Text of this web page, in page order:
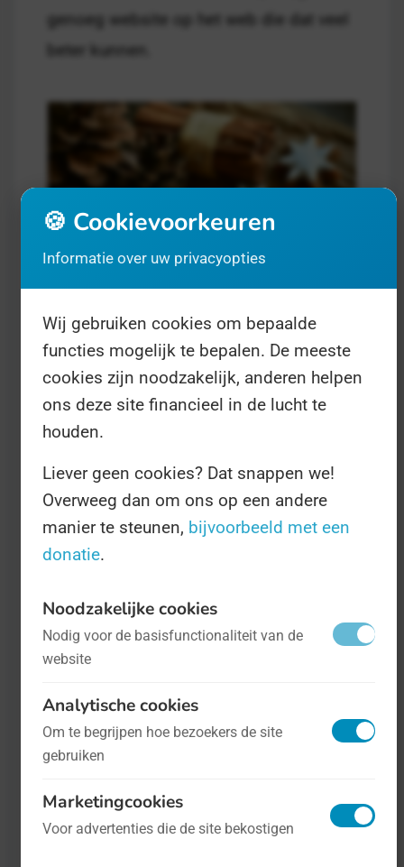
genoeg website op het web die dat veel
beter kunnen.
Feestdag
Kerstmis is het feest waarop we vieren
dat Jezus Christus is geboren. Voor het
alom bekende kerstverhaal bent u bij
genoeg websites op het web die dat
veel beter kunnen.
Dag van het Jeugdpastoraat
maart
Religie
🍪 Cookievoorkeuren
Informatie over uw privacyopties
Wij gebruiken cookies om bepaalde
functies mogelijk te bepalen. De meeste
cookies zijn noodzakelijk, anderen helpen
ons deze site financieel in de lucht te
houden.
Liever geen cookies? Dat snappen we!
Overweeg dan om ons op een andere
manier te steunen, bijvoorbeeld met een
donatie.
Noodzakelijke cookies
Nodig voor de basisfunctionaliteit van de
website
Analytische cookies
Om te begrijpen hoe bezoekers de site
gebruiken
Marketingcookies
Voor advertenties die de site bekostigen